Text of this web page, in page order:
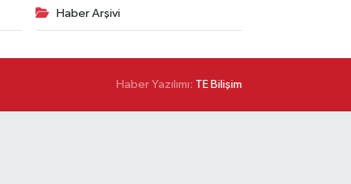
Haber Arşivi
Haber Yazılımı: TE Bilişim